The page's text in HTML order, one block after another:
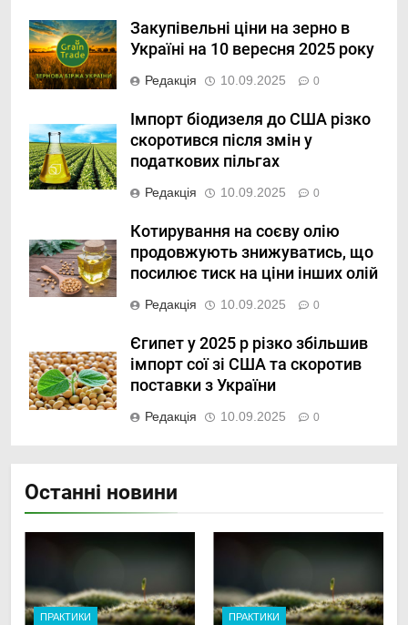
Закупівельні ціни на зерно в
Україні на 10 вересня 2025 року
Редакція 10.09.2025 0
Імпорт біодизеля до США різко
скоротився після змін у
податкових пільгах
Редакція 10.09.2025 0
Котирування на соєву олію
продовжують знижуватись, що
посилює тиск на ціни інших олій
Редакція 10.09.2025 0
Єгипет у 2025 р різко збільшив
імпорт сої зі США та скоротив
поставки з України
Редакція 10.09.2025 0
Останні новини
ПРАКТИКИ ПРАКТИКИ